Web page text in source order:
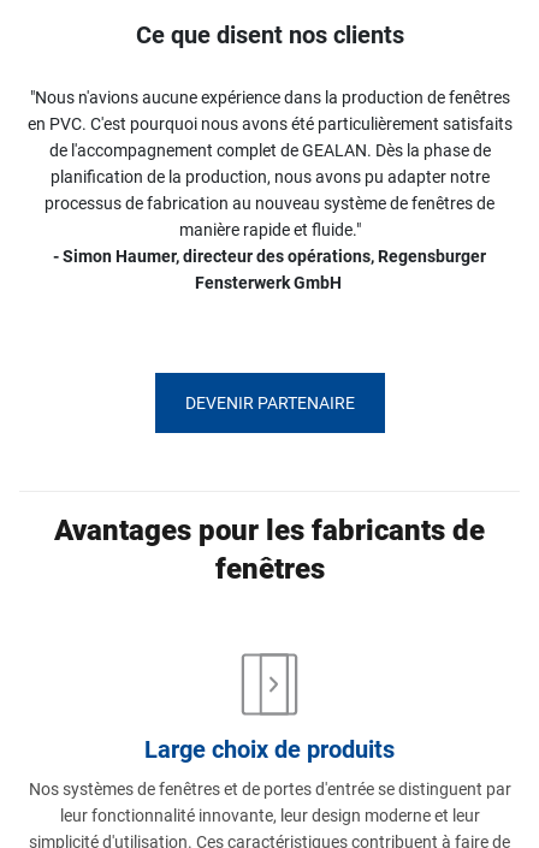
Ce que disent nos clients
"Nous n'avions aucune expérience dans la production de fenêtres
en PVC. C'est pourquoi nous avons été particulièrement satisfaits
de l'accompagnement complet de GEALAN. Dès la phase de
planification de la production, nous avons pu adapter notre
processus de fabrication au nouveau système de fenêtres de
manière rapide et fluide."
- Simon Haumer, directeur des opérations, Regensburger
Fensterwerk GmbH
DEVENIR PARTENAIRE
Avantages pour les fabricants de
fenêtres
Large choix de produits
Nos systèmes de fenêtres et de portes d'entrée se distinguent par
leur fonctionnalité innovante, leur design moderne et leur
simplicité d'utilisation. Ces caractéristiques contribuent à faire de